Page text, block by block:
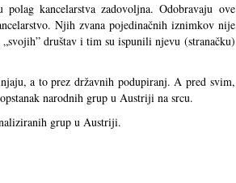
kancelarstva zadovoljna. Odobravaju ove
Njih zvana pojedinačnih iznimkov nije
društav i tim su ispunili njevu (stranačku)
a to prez državnih podupiranj. A pred svim,
narodnih grup u Austriji na srcu.
grup u Austriji.